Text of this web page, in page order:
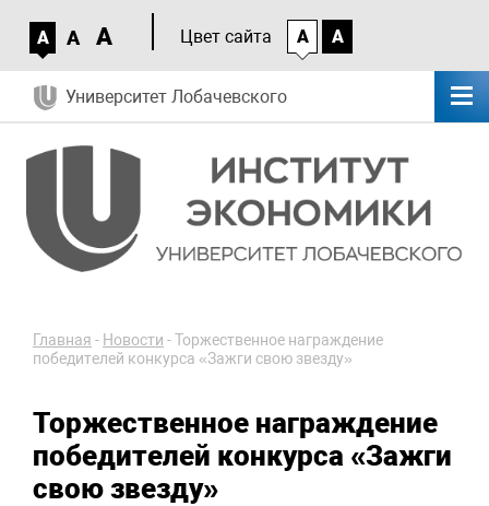
A A A Цвет сайта A A
Университет Лобачевского
Главная - Новости -Торжественное награждение
победителей конкурса «Зажги свою звезду»
Торжественное награждение
победителей конкурса «Зажги
свою звезду»